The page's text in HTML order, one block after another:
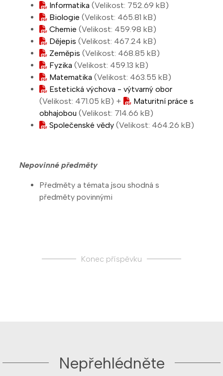
Informatika (Velikost: 752.69 kB)
Biologie (Velikost: 465.81 kB)
Chemie (Velikost: 459.98 kB)
Dějepis (Velikost: 467.24 kB)
Zeměpis (Velikost: 468.85 kB)
Fyzika (Velikost: 459.13 kB)
Matematika (Velikost: 463.55 kB)
Estetická výchova - výtvarný obor
(Velikost: 471.05 kB) +
Maturitní práce s
obhajobou (Velikost: 714.66 kB)
Společenské vědy (Velikost: 464.26 kB)
Nepovinné předměty
Předměty a témata jsou shodná s
předměty povinnými
Konec příspěvku
Nepřehlédněte